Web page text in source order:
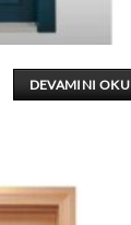
DEVAMINI OKU